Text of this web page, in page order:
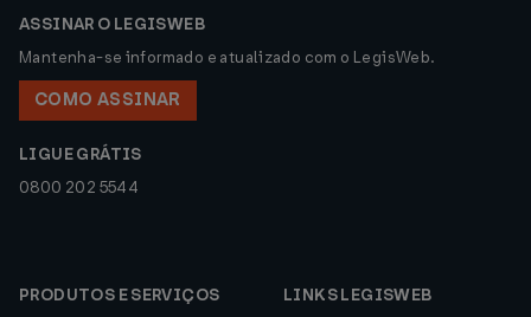
ASSINAR O LEGISWEB
Mantenha-se informado e atualizado com o LegisWeb.
COMO ASSINAR
LIGUE GRÁTIS
0800 202 5544
PRODUTOS E SERVIÇOS
LINKS LEGISWEB